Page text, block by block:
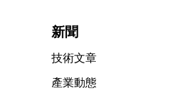
新聞
技術文章
產業動態